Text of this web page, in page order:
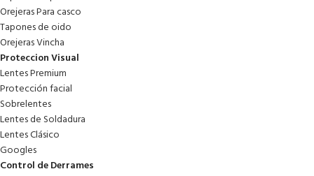
Orejeras Para casco
Tapones de oido
Orejeras Vincha
Proteccion Visual
Lentes Premium
Protección facial
Sobrelentes
Lentes de Soldadura
Lentes Clásico
Googles
Control de Derrames